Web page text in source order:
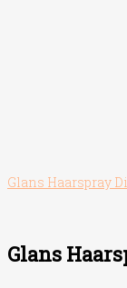
Glans Haarspray
Glans